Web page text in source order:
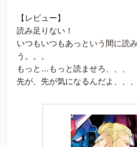
【レビュー】
読み足りない！
いつもいつもあっという間に読
う。。。
もっと…もっと読ませろ、、、
先が、先が気になるんだよ、、、